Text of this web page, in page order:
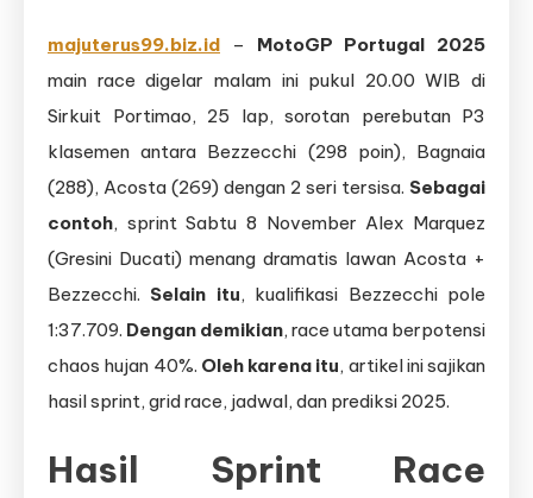
majuterus99.biz.id – MotoGP Portugal 2025
main race digelar malam ini pukul 20.00 WIB di
Sirkuit Portimao, 25 lap, sorotan perebutan P3
klasemen antara Bezzecchi (298 poin), Bagnaia
(288), Acosta (269) dengan 2 seri tersisa. Sebagai
contoh, sprint Sabtu 8 November Alex Marquez
(Gresini Ducati) menang dramatis lawan Acosta +
Bezzecchi. Selain itu, kualifikasi Bezzecchi pole
1:37.709. Dengan demikian, race utama berpotensi
chaos hujan 40%. Oleh karena itu, artikel ini sajikan
hasil sprint, grid race, jadwal, dan prediksi 2025.
Hasil Sprint Race